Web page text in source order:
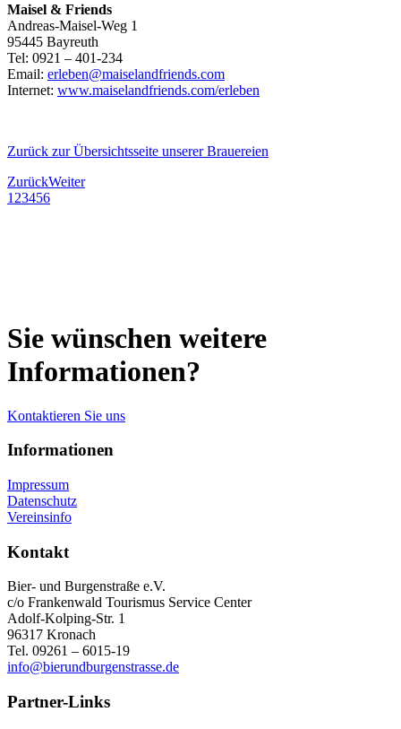
Maisel & Friends
Andreas-Maisel-Weg 1
95445 Bayreuth
Tel: 0921 – 401-234
Email: erleben@maiselandfriends.com
Internet: www.maiselandfriends.com/erleben
Zurück zur Übersichtsseite unserer Brauereien
ZurückWeiter
1 23456
Sie wünschen weitere
Informationen?
Kontaktieren Sie uns
Informationen
Impressum
Datenschutz
Vereinsinfo
Kontakt
Bier- und Burgenstraße e.V.
c/o Frankenwald Tourismus Service Center
Adolf-Kolping-Str. 1
96317 Kronach
Tel. 09261 – 6015-19
info@bierundburgenstrasse.de
Partner-Links